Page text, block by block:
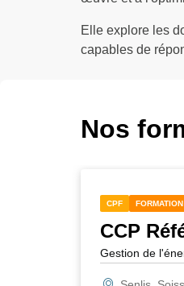
Elle explore les
capables de
Nos
CPF
CCP
Gestion de